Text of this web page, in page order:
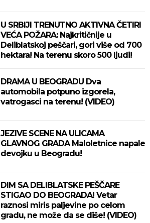
U SRBIJI TRENUTNO AKTIVNA ČETIRI
VEĆA POŽARA: Najkritičnije u
Deliblatskoj peščari, gori više od 700
hektara! Na terenu skoro 500 ljudi!
DRAMA U BEOGRADU Dva
automobila potpuno izgorela,
vatrogasci na terenu! (VIDEO)
JEZIVE SCENE NA ULICAMA
GLAVNOG GRADA Maloletnice napale
devojku u Beogradu!
DIM SA DELIBLATSKE PEŠČARE
STIGAO DO BEOGRADA! Vetar
raznosi miris paljevine po celom
gradu, ne može da se diše! (VIDEO)